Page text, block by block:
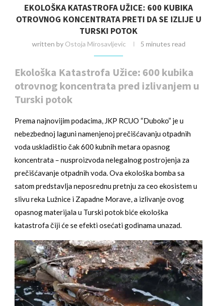
EKOLOŠKA KATASTROFA UŽICE: 600 KUBIKA
OTROVNOG KONCENTRATA PRETI DA SE IZLIJE U
TURSKI POTOK
written by Ostoja Mirosavljevic 5 minutes read
Ekološka Katastrofa Užice: 600 kubika
otrovnog koncentrata pred izlivanjem u
Turski potok
Prema najnovijim podacima, JKP RCUO “Duboko” je u
nebezbednoj laguni namenjenoj prečišćavanju otpadnih
voda uskladištio čak 600 kubnih metara opasnog
koncentrata – nusproizvoda nelegalnog postrojenja za
prečišćavanje otpadnih voda. Ova ekološka bomba sa
satom predstavlja neposrednu pretnju za ceo ekosistem u
slivu reka Lužnice i Zapadne Morave, a izlivanje ovog
opasnog materijala u Turski potok biće ekološka
katastrofa čiji će se efekti osećati godinama unazad.